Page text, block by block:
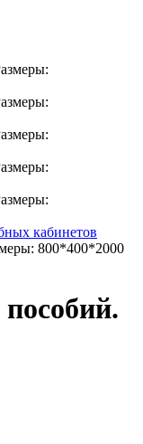
кабинетов
800*400*2000